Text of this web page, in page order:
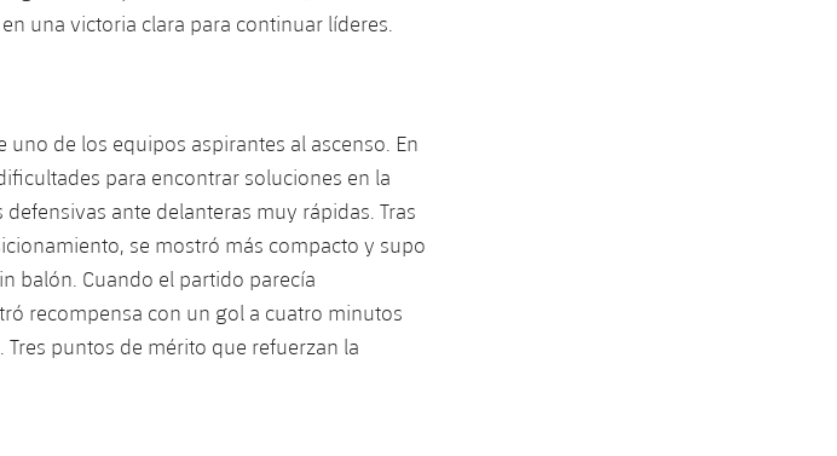
una victoria clara para continuar líderes.
de los equipos aspirantes al ascenso. En
para encontrar soluciones en la
ante delanteras muy rápidas. Tras
se mostró más compacto y supo
balón. Cuando el partido parecía
recompensa con un gol a cuatro minutos
puntos de mérito que refuerzan la